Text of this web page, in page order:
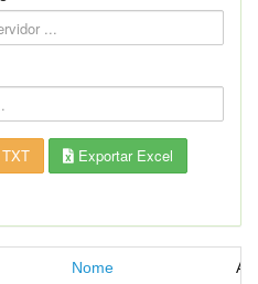
Exportar Excel
Nome